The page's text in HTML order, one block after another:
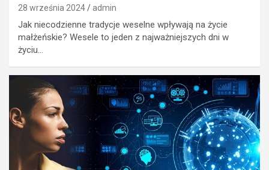
28 września 2024 admin
Jak niecodzienne tradycje weselne wpływają na życie
małżeńskie? Wesele to jeden z najważniejszych dni w
życiu…